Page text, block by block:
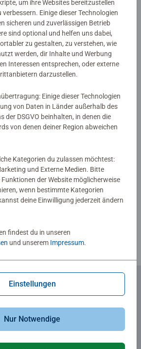
46353
9783473463534
978-3-473-46353-4
eine Bewertung
anmelden
sichern!
um ihre Websites bereitzustellen
Einige dieser Technologien
sicheren und zuverlässigen Betrieb
sind optional und helfen uns dabei,
zu gestalten, zu verstehen, wie
werden, dir Inhalte und Werbung
Interessen entsprechen, oder externe
darzustellen.
Einige dieser Technologien
von Daten in Länder außerhalb des
der DSGVO beinhalten, in denen die
von denen deiner Region abweichen
Kategorien du zulassen möchtest:
und Externe Medien. Bitte
Funktionen der Website möglicherweise
wenn bestimmte Kategorien
deine Einwilligung jederzeit ändern
findest du in unseren
und unserem Impressum.
Einstellungen
Nur Notwendige